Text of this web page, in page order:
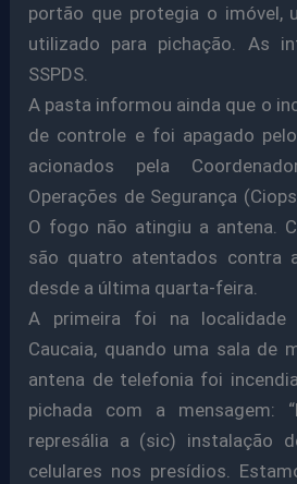
portão que protegia o imóvel,
utilizado para pichação. As
SSPDS.
A pasta informou ainda que o
de controle e foi apagado
acionados pela
Operações de Segurança
O fogo não atingiu a antena.
são quatro atentados contra
desde a última quarta-feira.
A primeira foi na localidade
Caucaia, quando uma sala de
antena de telefonia foi
pichada com a mensagem:
represália a (sic) instalação
celulares nos presídios.